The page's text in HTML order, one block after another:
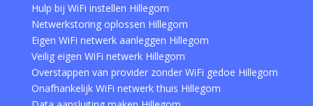
Hulp bij WiFi instellen Hillegom
Netwerkstoring oplossen Hillegom
Eigen WiFi netwerk aanleggen Hillegom
Veilig eigen WiFi netwerk Hillegom
Overstappen van provider zonder WiFi gedoe Hillegom
Onafhankelijk WiFi netwerk thuis Hillegom